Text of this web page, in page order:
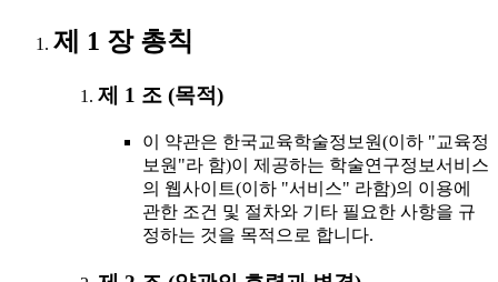
제 1 장 총칙
제 1 조 (목적)
이 약관은 한국교육학술정보원(이하 "교육정
보원"라 함)이 제공하는 학술연구정보서비스
의 웹사이트(이하 "서비스" 라함)의 이용에
관한 조건 및 절차와 기타 필요한 사항을 규
정하는 것을 목적으로 합니다.